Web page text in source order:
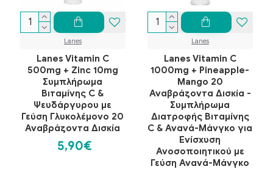
Lanes
Lanes Vitamin C
500mg + Zinc 10mg
Συμπλήρωμα
Βιταμίνης C &
Ψευδάργυρου με
Γεύση Γλυκολέμονο 20
Αναβράζοντα Δισκία
5,90€
Lanes
Lanes Vitamin C
1000mg + Pineapple-
Mango 20
Αναβράζοντα Δισκία -
Συμπλήρωμα
Διατροφής Βιταμίνης
C & Ανανά-Μάνγκο για
Ενίσχυση
Ανοσοποιητικού με
Γεύση Ανανά-Μάνγκο